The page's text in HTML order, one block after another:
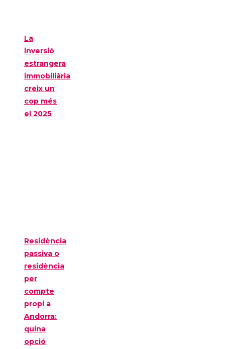
La
inversió
estrangera
immobiliària
creix un
cop més
el 2025
Residència
passiva o
residència
per
compte
propi a
Andorra:
quina
opció